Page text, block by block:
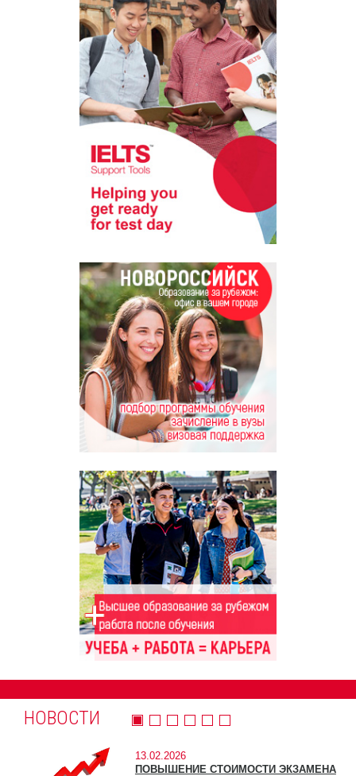
НОВОСТИ
13.02.2026
ПОВЫШЕНИЕ СТОИМОСТИ ЭКЗАМЕНА